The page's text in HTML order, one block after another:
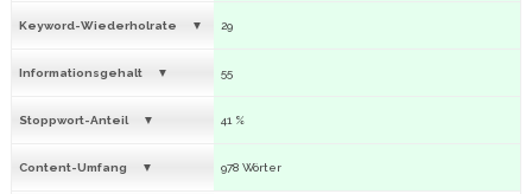
Keyword-Wiederholrate 29
Informationsgehalt 55
Stoppwort-Anteil 41 %
Content-Umfang 978 Wörter